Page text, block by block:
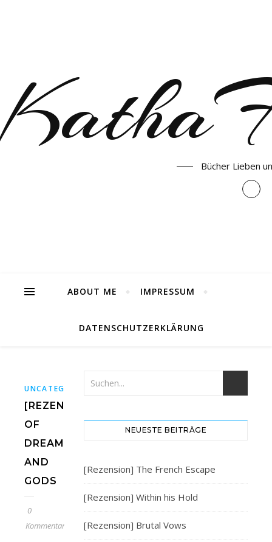
Bücher Lieben
ABOUT ME IMPRESSUM
DATENSCHUTZERKLÄRUNG
UNCATEGORIZED
[REZENSION]
OF
DREAMS
AND
GODS
0
Kommentare
NEUESTE BEITRÄGE
[Rezension] The French Escape
[Rezension] Within his Hold
[Rezension] Brutal Vows